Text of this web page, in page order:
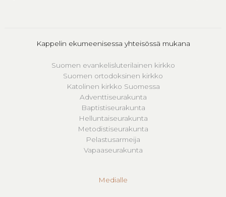
Kappelin ekumeenisessa yhteisössä mukana
Suomen evankelisluterilainen kirkko
Suomen ortodoksinen kirkko
Katolinen kirkko Suomessa
Adventtiseurakunta
Baptistiseurakunta
Helluntaiseurakunta
Metodistiseurakunta
Pelastusarmeija
Vapaaseurakunta
Medialle